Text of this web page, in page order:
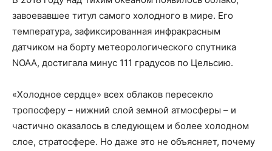
завоевавшее титул самого холодного в мире. Его
температура, зафиксированная инфракрасным
датчиком на борту метеорологического спутника
NOAA, достигала минус 111 градусов по Цельсию.
«Холодное сердце» всех облаков пересекло
тропосферу – нижний слой земной атмосферы – и
частично оказалось в следующем и более холодном
слое, стратосфере. Но даже это не объясняет, почему